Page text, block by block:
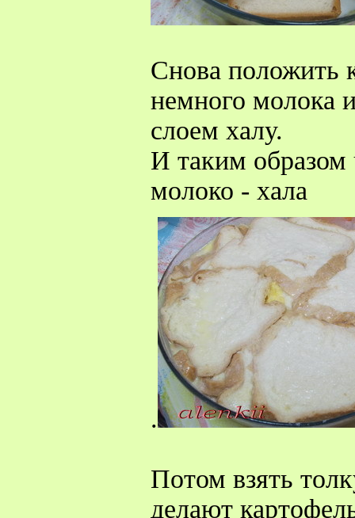
Снова положить
немного молока
слоем халу.
И таким образом
молоко - хала
.
Потом взять
делают